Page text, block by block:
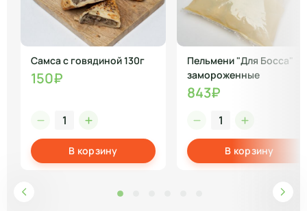
Самса с говядиной 130г
150₽
В корзину
Пельмени "Для Босса"
замороженные
843₽
В корзину